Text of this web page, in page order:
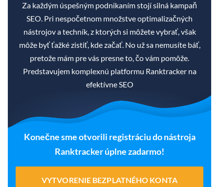
Za každým úspešným podnikaním stojí silná kampaň
SEO. Pri nespočetnom množstve optimalizačných
nástrojov a techník, z ktorých si môžete vybrať, však
môže byť ťažké zistiť, kde začať. No už sa nemusíte báť,
pretože mám pre vás presne to, čo vám pomôže.
Predstavujem komplexnú platformu Ranktracker na
efektívne SEO
Konečne sme otvorili registráciu do nástroja
Ranktracker úplne zadarmo!
VYTVORENIE BEZPLATNÉHO KONTA